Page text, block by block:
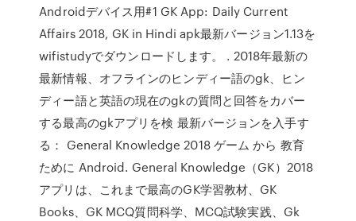
Androidデバイス用#1 GK App: Daily Current
Affairs 2018, GK in Hindi apk最新バージョン1.13を
wifistudyでダウンロードします。 . 2018年最新の
最新情報、オフラインのヒンディー語のgk、ヒン
ディー語と英語の現在のgkの質問と回答をカバー
する最高のgkアプリを検 最新バージョンを入手す
る： General Knowledge 2018 ゲーム から 教育
ために Android. General Knowledge（GK）2018
アプリは、これまで最高のGK学習教材、GK
Books、GK MCQ質問科学、MCQ試験実践、Gk